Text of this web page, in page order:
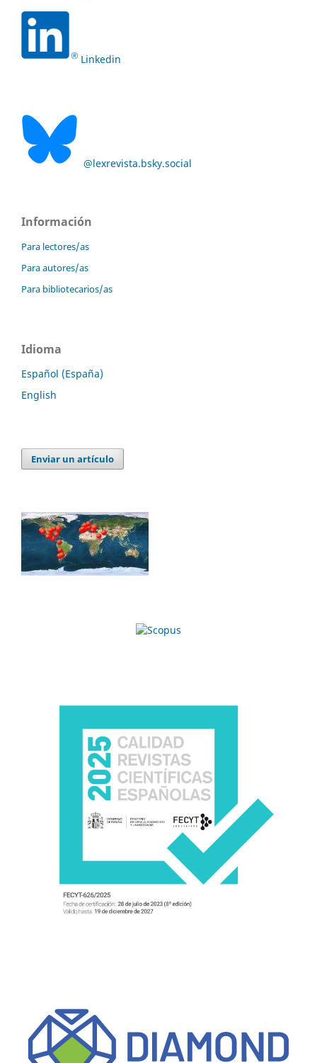
Linkedin
@lexrevista.bsky.social
Información
Para lectores/as
Para autores/as
Para bibliotecarios/as
Idioma
Español (España)
English
Enviar un artículo